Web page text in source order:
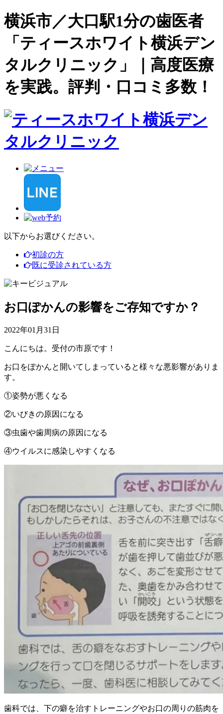
横浜市／大口駅1分の歯医者
「ティースホワイト横浜デン
タルクリニック」｜高度医療
を実践。評判・口コミ多数！
以下からお選びください。
初診の方
既に受診されている方
お口ぽかんの影響をご存知ですか？
2022年01月31日
こんにちは。受付の市原です！
お口をぽかんと開いてしまっていると様々な悪影響がありま
す。
①姿勢が悪くなる
②いびきの原因になる
③虫歯や歯周病の原因になる
④ウイルスに感染しやすくなる
歯科では、下の癖を治すトレーニングやお口の周りの筋肉を